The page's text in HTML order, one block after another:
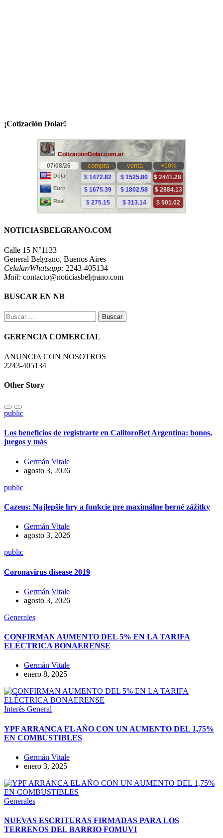
¡Cotización Dolar!
NOTICIASBELGRANO.COM
Calle 15 N°1133
General Belgrano, Buenos Aires
Celular/Whatsapp: 2243-405134
Mail: contacto@noticiasbelgrano.com
BUSCAR EN NB
Buscar:
GERENCIA COMERCIAL
ANUNCIA CON NOSOTROS
2243-405134
Other Story
public
Los beneficios de registrarte en CalitoroBet Argentina: bonos,
juegos y más
Germán Vitale
agosto 3, 2026
public
Cazeus: Najlepšie hry a funkcie pre maximálne herné zážitky
Germán Vitale
agosto 3, 2026
public
Coronavirus disease 2019
Germán Vitale
agosto 3, 2026
Generales
CONFIRMAN AUMENTO DEL 5% EN LA TARIFA
ELÉCTRICA BONAERENSE
Germán Vitale
enero 8, 2025
Interés General
YPF ARRANCA EL AÑO CON UN AUMENTO DEL 1,75%
EN COMBUSTIBLES
Germán Vitale
enero 3, 2025
Generales
NUEVAS ESCRITURAS FIRMADAS PARA LOS
TERRENOS DEL BARRIO FOMUVI